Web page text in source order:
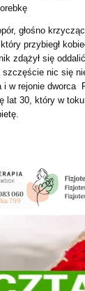
głośno
przybiegł
zdążył się
nic się
i w rejonie dworca
lat 30, który w